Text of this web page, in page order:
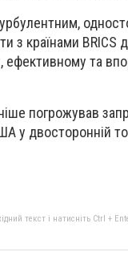
з країнами
та
погрожував
у двосторонній
текст і натисніть Ctrl +